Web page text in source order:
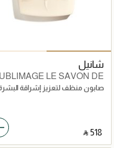
شانيل
LE SAVON DE
SOIN
صابون منظف لتعزيز إشراقة
‎ ⃁ ⁦518⁩ ‎